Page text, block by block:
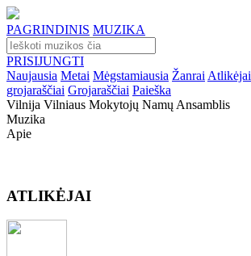
PAGRINDINIS MUZIKA
PRISIJUNGTI
Naujausia Metai Mėgstamiausia Žanrai Atlikėjai
grojaraščiai Grojaraščiai Paieška
Vilnija Vilniaus Mokytojų Namų Ansamblis
Muzika
Apie
ATLIKĖJAI